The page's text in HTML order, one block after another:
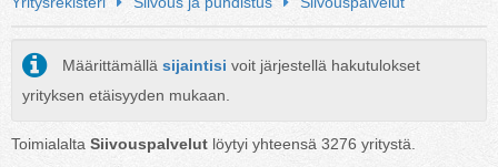
Määrittämällä sijaintisi voit järjestellä hakutulokset
yrityksen etäisyyden mukaan.
Toimialalta Siivouspalvelut löytyi yhteensä 3276 yritystä.